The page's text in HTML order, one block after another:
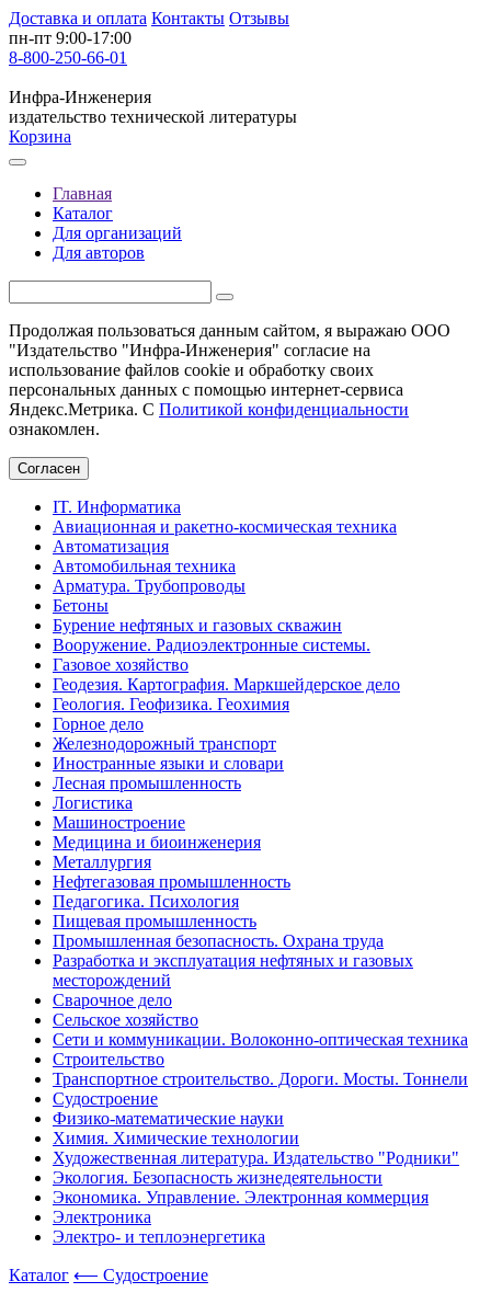
Доставка и оплата Контакты Отзывы
пн-пт 9:00-17:00
8-800-250-66-01
Инфра-Инженерия
издательство технической литературы
Корзина
Главная
Каталог
Для организаций
Для авторов
Продолжая пользоваться данным сайтом, я выражаю ООО
"Издательство "Инфра-Инженерия" согласие на
использование файлов cookie и обработку своих
персональных данных с помощью интернет-сервиса
Яндекс.Метрика. С Политикой конфиденциальности
ознакомлен.
Согласен
IT. Информатика
Авиационная и ракетно-космическая техника
Автоматизация
Автомобильная техника
Арматура. Трубопроводы
Бетоны
Бурение нефтяных и газовых скважин
Вооружение. Радиоэлектронные системы.
Газовое хозяйство
Геодезия. Картография. Маркшейдерское дело
Геология. Геофизика. Геохимия
Горное дело
Железнодорожный транспорт
Иностранные языки и словари
Лесная промышленность
Логистика
Машиностроение
Медицина и биоинженерия
Металлургия
Нефтегазовая промышленность
Педагогика. Психология
Пищевая промышленность
Промышленная безопасность. Охрана труда
Разработка и эксплуатация нефтяных и газовых
месторождений
Сварочное дело
Сельское хозяйство
Сети и коммуникации. Волоконно-оптическая техника
Строительство
Транспортное строительство. Дороги. Мосты. Тоннели
Судостроение
Физико-математические науки
Химия. Химические технологии
Художественная литература. Издательство "Родники"
Экология. Безопасность жизнедеятельности
Экономика. Управление. Электронная коммерция
Электроника
Электро- и теплоэнергетика
Каталог ⟵ Судостроение